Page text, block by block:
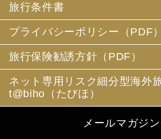
旅行条件書
プライバシーポリシー（PDF）
旅行保険勧誘方針（PDF）
ネット専用リスク細分型海外
t@biho（たびほ）
メールマガジ